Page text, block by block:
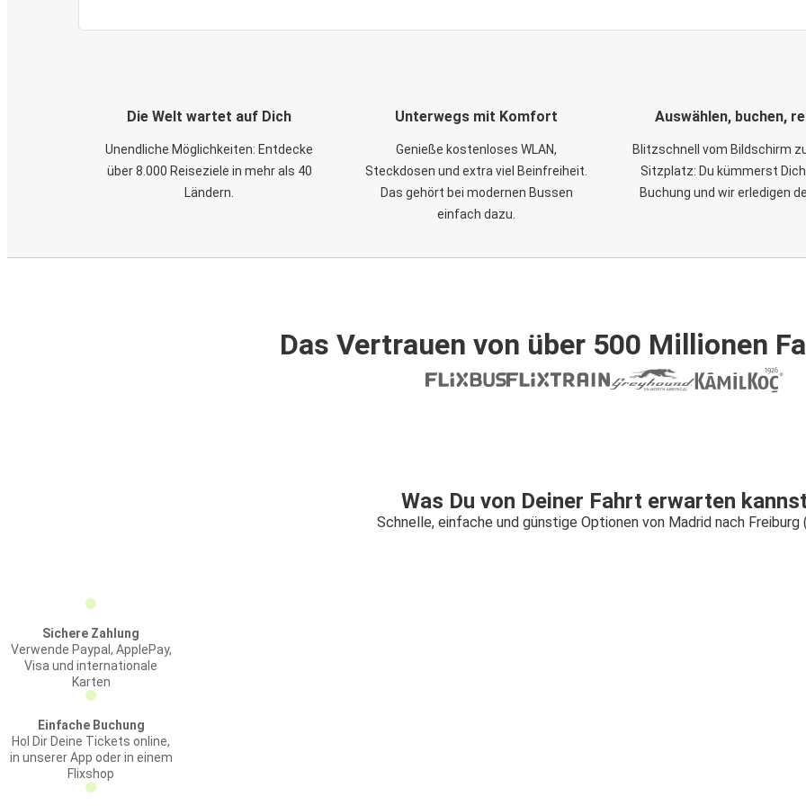
Die Welt wartet auf Dich
Unendliche Möglichkeiten: Entdecke
über 8.000 Reiseziele in mehr als 40
Ländern.
Unterwegs mit Komfort
Genieße kostenloses WLAN,
Steckdosen und extra viel Beinfreiheit.
Das gehört bei modernen Bussen
einfach dazu.
Auswählen, buchen,
Blitzschnell vom Bildschirm
Sitzplatz: Du kümmerst
Buchung und wir erledigen
Das Vertrauen von über 500 Millionen
Was Du von Deiner Fahrt erwarten kannst
Schnelle, einfache und günstige Optionen von Madrid nach Freiburg
Sichere Zahlung
Verwende Paypal, ApplePay,
Visa und internationale
Karten
Einfache Buchung
Hol Dir Deine Tickets online,
in unserer App oder in einem
Flixshop